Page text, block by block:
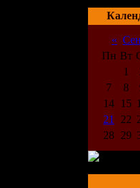
«
Пн Вт
1
7
8
14
15
21
22
28 29